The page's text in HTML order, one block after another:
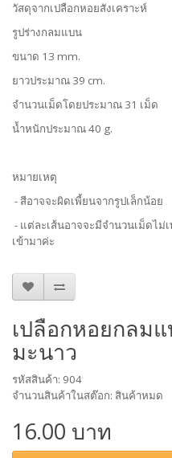
วัสดุจากเปลือกหอยสังเคราะห์
รูปร่างกลมแบน
ขนาด 13 mm.
ยาวประมาณ 39 cm.
จำนวนเม็ดโดยประมาณ 31 เม็ด
น้ำหนักประมาณ 40 g.
หมายเหตุ
- สีอาจจะผิดเพี้ยนจากรูปเล็กน้อย
- แต่ละเส้นอาจจะมีจำนวนเม็ดไ
เข้ามาค่ะ
เปลือกหอยกลม
มะนาว
รหัสสินค้า: 904
จำนวนสินค้าในสต๊อก: สินค้าหมด
16.00 บาท